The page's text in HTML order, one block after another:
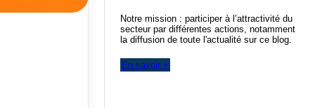
Notre mission : participer à l’attractivité du
secteur par différentes actions, notamment
la diffusion de toute l'actualité sur ce blog.
En savoir +